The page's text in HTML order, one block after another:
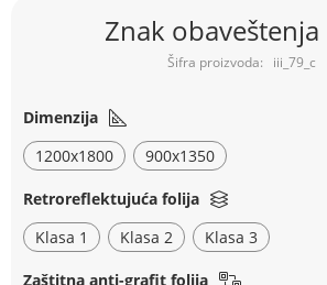
the
images
gallery
Znak obaveštenja
iii_79_c
Dimenzija
1200x1800
900x1350
Retroreflektujuća folija
Klasa 1
Klasa 2 Klasa 3
Zaštitna anti-grafit folija